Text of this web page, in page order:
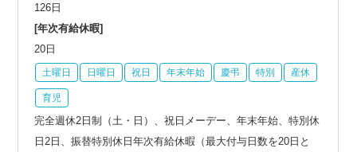
126日
[年次有給休暇]
20日
土曜日 日曜日 祝日 年末年始 慶弔 特別 産休
育児
完全週休2日制（土・日）、祝日メーデー、年末年始、特別休
日2日、振替特別休日年次有給休暇（最大付与日数を20日と